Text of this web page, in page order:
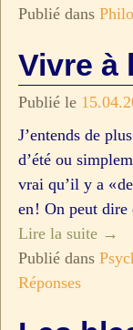
Publié dans
Vivre à
Publié le
J’entends de
d’été ou
vrai qu’il y a «
en ! On peut dire
Lire la suite →
Publié dans
Réponses